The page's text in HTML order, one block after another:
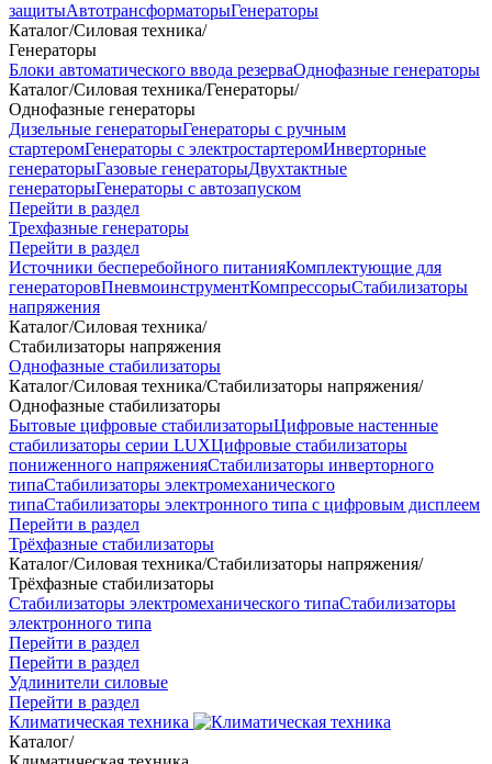
защитыАвтотрансформаторыГенераторы
Каталог/Силовая техника/
Генераторы
Блоки автоматического ввода резерваОднофазные генераторы
Каталог/Силовая техника/Генераторы/
Однофазные генераторы
Дизельные генераторыГенераторы с ручным
стартеромГенераторы с электростартеромИнверторные
генераторыГазовые генераторыДвухтактные
генераторыГенераторы с автозапуском
Перейти в раздел
Трехфазные генераторы
Перейти в раздел
Источники бесперебойного питанияКомплектующие для
генераторовПневмоинструментКомпрессорыСтабилизаторы
напряжения
Каталог/Силовая техника/
Стабилизаторы напряжения
Однофазные стабилизаторы
Каталог/Силовая техника/Стабилизаторы напряжения/
Однофазные стабилизаторы
Бытовые цифровые стабилизаторыЦифровые настенные
стабилизаторы серии LUXЦифровые стабилизаторы
пониженного напряженияСтабилизаторы инверторного
типаСтабилизаторы электромеханического
типаСтабилизаторы электронного типа с цифровым дисплеем
Перейти в раздел
Трёхфазные стабилизаторы
Каталог/Силовая техника/Стабилизаторы напряжения/
Трёхфазные стабилизаторы
Стабилизаторы электромеханического типаСтабилизаторы
электронного типа
Перейти в раздел
Перейти в раздел
Удлинители силовые
Перейти в раздел
Климатическая техника
Каталог/